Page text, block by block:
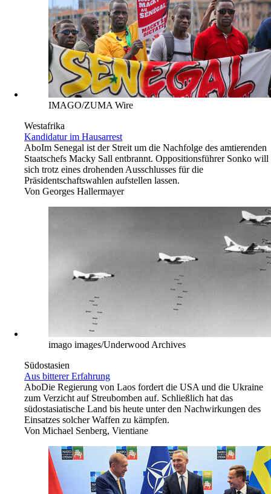
IMAGO/ZUMA Wire
Westafrika
Kandidatur im Hausarrest
AboIm Senegal ist der Streit um die Nachfolge des amtierenden
Staatschefs Macky Sall entbrannt. Oppositionsführer Sonko will
sich trotz eines drohenden Ausschlusses für die
Präsidentschaftswahlen aufstellen lassen.
Von Georges Hallermayer
imago images/Underwood Archives
Südostasien
Aus bitterer Erfahrung
AboDie Regierung von Laos fordert die USA und die Ukraine
zum Verzicht auf Streubomben auf. Schließlich hat das
südostasiatische Land bis heute unter den Nachwirkungen des
Einsatzes solcher Waffen zu kämpfen.
Von Michael Senberg, Vientiane